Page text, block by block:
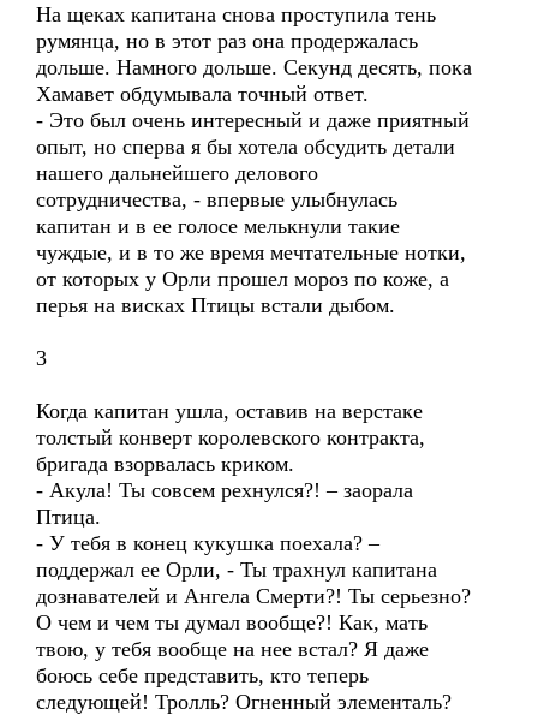
На щеках капитана снова проступила тень
румянца, но в этот раз она продержалась
дольше. Намного дольше. Секунд десять, пока
Хамавет обдумывала точный ответ.
- Это был очень интересный и даже приятный
опыт, но сперва я бы хотела обсудить детали
нашего дальнейшего делового
сотрудничества, - впервые улыбнулась
капитан и в ее голосе мелькнули такие
чуждые, и в то же время мечтательные нотки,
от которых у Орли прошел мороз по коже, а
перья на висках Птицы встали дыбом.
3
Когда капитан ушла, оставив на верстаке
толстый конверт королевского контракта,
бригада взорвалась криком.
- Акула! Ты совсем рехнулся?! – заорала
Птица.
- У тебя в конец кукушка поехала? –
поддержал ее Орли, - Ты трахнул капитана
дознавателей и Ангела Смерти?! Ты серьезно?
О чем и чем ты думал вообще?! Как, мать
твою, у тебя вообще на нее встал? Я даже
боюсь себе представить, кто теперь
следующей! Тролль? Огненный элементаль?